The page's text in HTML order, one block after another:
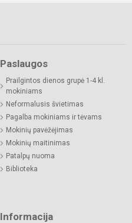
Paslaugos
Prailgintos dienos grupė 1-4 kl.
mokiniams
Neformalusis švietimas
Pagalba mokiniams ir tėvams
Mokinių pavėžėjimas
Mokinių maitinimas
Patalpų nuoma
Biblioteka
Informacija